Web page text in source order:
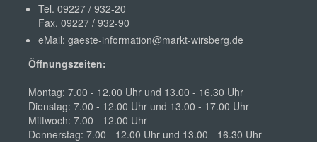
Tel. 09227 / 932-20
Fax. 09227 / 932-90
eMail: gaeste-information@markt-wirsberg.de
Öffnungszeiten:
Montag: 7.00 - 12.00 Uhr und 13.00 - 16.30 Uhr
Dienstag: 7.00 - 12.00 Uhr und 13.00 - 17.00 Uhr
Mittwoch: 7.00 - 12.00 Uhr
Donnerstag: 7.00 - 12.00 Uhr und 13.00 - 16.30 Uhr